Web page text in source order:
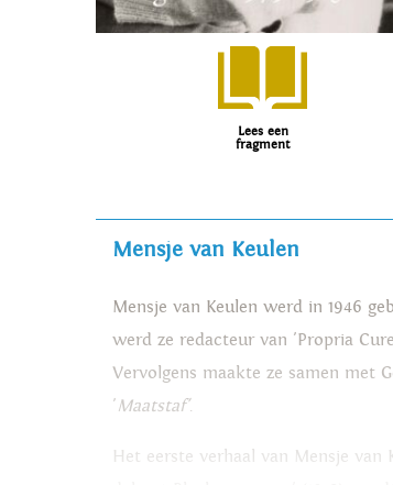
Lees een
fragment
Mensje van Keulen
Mensje van Keulen werd in 1946
werd ze redacteur van 'Propria
Vervolgens maakte ze samen met
'Maatstaf'.
Het eerste verhaal van Mensje